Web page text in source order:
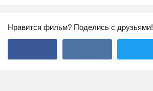
Нравится фильм? Поделись с друзьями!